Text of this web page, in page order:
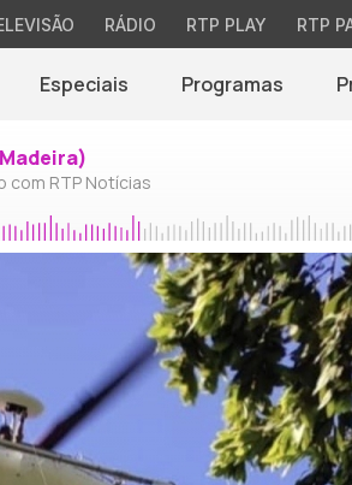
RÁDIO RTP PLAY RTP
Especiais Programas
com RTP Notícias